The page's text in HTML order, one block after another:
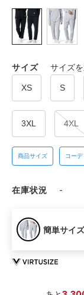
サイズ サイズを
XS S
3XL 4XL
商品サイズ コーデ
在庫状況 -
簡単サイ